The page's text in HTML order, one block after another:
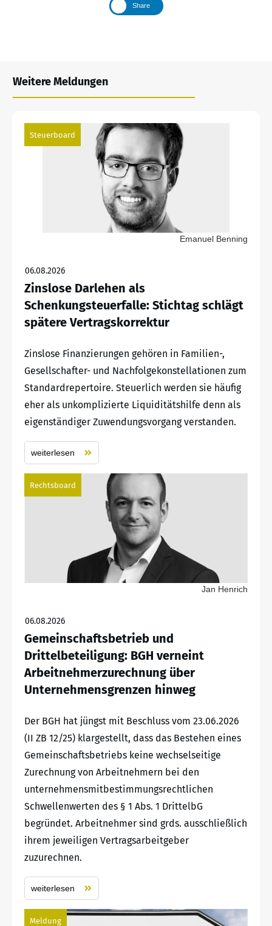
Share
Weitere Meldungen
Steuerboard
Emanuel Benning
06.08.2026
Zinslose Darlehen als
Schenkungsteuerfalle: Stichtag schlägt
spätere Vertragskorrektur
Zinslose Finanzierungen gehören in Familien-,
Gesellschafter- und Nachfolgekonstellationen zum
Standardrepertoire. Steuerlich werden sie häufig
eher als unkomplizierte Liquiditätshilfe denn als
eigenständiger Zuwendungsvorgang verstanden.
weiterlesen
Rechtsboard
Jan Henrich
06.08.2026
Gemeinschaftsbetrieb und
Drittelbeteiligung: BGH verneint
Arbeitnehmerzurechnung über
Unternehmensgrenzen hinweg
Der BGH hat jüngst mit Beschluss vom 23.06.2026
(II ZB 12/25) klargestellt, dass das Bestehen eines
Gemeinschaftsbetriebs keine wechselseitige
Zurechnung von Arbeitnehmern bei den
unternehmensmitbestimmungsrechtlichen
Schwellenwerten des § 1 Abs. 1 DrittelbG
begründet. Arbeitnehmer sind grds. ausschließlich
ihrem jeweiligen Vertragsarbeitgeber
zuzurechnen.
weiterlesen
Meldung